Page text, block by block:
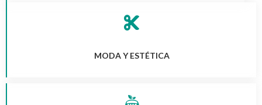
MODA Y ESTÉTICA